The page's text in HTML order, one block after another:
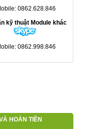
0862.628.846
kỹ thuật Module khác
0862.998.846
HOÀN TIỀN